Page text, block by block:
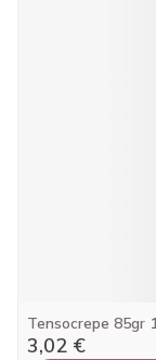
Tensocrepe 85gr
3,02 €